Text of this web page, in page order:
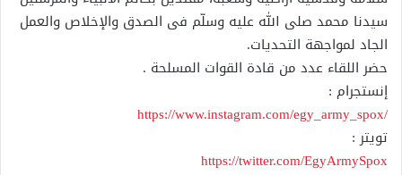
سيدنا ‏محمد صلى الله عليه وسلّم فى الصدق والإخلاص والعمل
الجاد لمواجهة التحديات.‏
حضر اللقاء عدد من قادة القوات المسلحة .‏
إنستجرام :
https://www.instagram.com/egy_army_spox/
تويتر :
https://twitter.com/EgyArmySpox